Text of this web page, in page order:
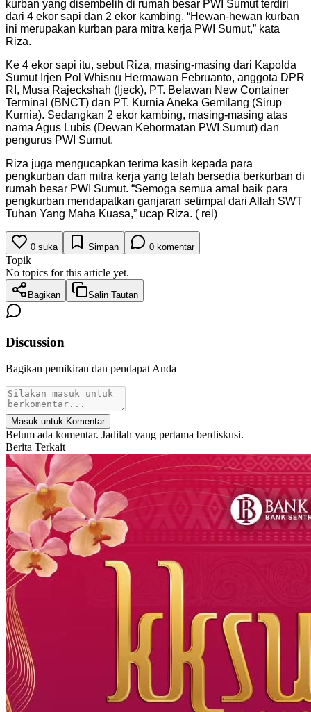
kurban yang disembelih di rumah besar PWI Sumut terdiri
dari 4 ekor sapi dan 2 ekor kambing. “Hewan-hewan kurban
ini merupakan kurban para mitra kerja PWI Sumut,” kata
Riza.
Ke 4 ekor sapi itu, sebut Riza, masing-masing dari Kapolda
Sumut Irjen Pol Whisnu Hermawan Februanto, anggota DPR
RI, Musa Rajeckshah (Ijeck), PT. Belawan New Container
Terminal (BNCT) dan PT. Kurnia Aneka Gemilang (Sirup
Kurnia). Sedangkan 2 ekor kambing, masing-masing atas
nama Agus Lubis (Dewan Kehormatan PWI Sumut) dan
pengurus PWI Sumut.
Riza juga mengucapkan terima kasih kepada para
pengkurban dan mitra kerja yang telah bersedia berkurban di
rumah besar PWI Sumut. “Semoga semua amal baik para
pengkurban mendapatkan ganjaran setimpal dari Allah SWT
Tuhan Yang Maha Kuasa,” ucap Riza. ( rel)
0 suka Simpan 0 komentar
Topik
No topics for this article yet.
Bagikan Salin Tautan
Discussion
Bagikan pemikiran dan pendapat Anda
Masuk untuk Komentar
Belum ada komentar. Jadilah yang pertama berdiskusi.
Berita Terkait